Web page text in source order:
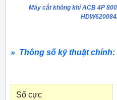
Máy cắt không khí ACB 4P
» Thông số kỹ thuật chính:
Số cực